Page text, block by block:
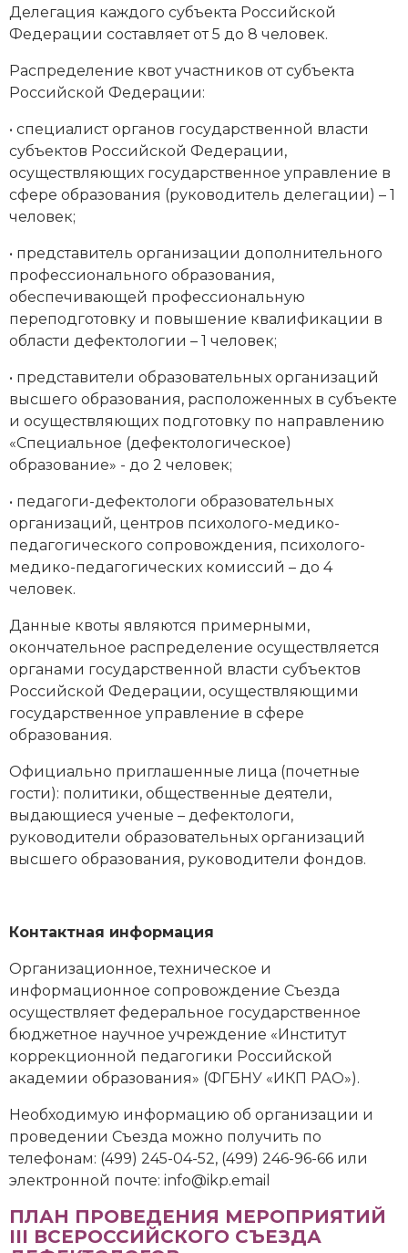
Делегация каждого субъекта Российской
Федерации составляет от 5 до 8 человек.
Распределение квот участников от субъекта
Российской Федерации:
• специалист органов государственной власти
субъектов Российской Федерации,
осуществляющих государственное управление в
сфере образования (руководитель делегации) – 1
человек;
• представитель организации дополнительного
профессионального образования,
обеспечивающей профессиональную
переподготовку и повышение квалификации в
области дефектологии – 1 человек;
• представители образовательных организаций
высшего образования, расположенных в субъекте
и осуществляющих подготовку по направлению
«Специальное (дефектологическое)
образование» - до 2 человек;
• педагоги-дефектологи образовательных
организаций, центров психолого-медико-
педагогического сопровождения, психолого-
медико-педагогических комиссий – до 4
человек.
Данные квоты являются примерными,
окончательное распределение осуществляется
органами государственной власти субъектов
Российской Федерации, осуществляющими
государственное управление в сфере
образования.
Официально приглашенные лица (почетные
гости): политики, общественные деятели,
выдающиеся ученые – дефектологи,
руководители образовательных организаций
высшего образования, руководители фондов.
Контактная информация
Организационное, техническое и
информационное сопровождение Съезда
осуществляет федеральное государственное
бюджетное научное учреждение «Институт
коррекционной педагогики Российской
академии образования» (ФГБНУ «ИКП РАО»).
Необходимую информацию об организации и
проведении Съезда можно получить по
телефонам: (499) 245-04-52, (499) 246-96-66 или
электронной почте: info@ikp.email
ПЛАН ПРОВЕДЕНИЯ МЕРОПРИЯТИЙ
III ВСЕРОССИЙСКОГО СЪЕЗДА